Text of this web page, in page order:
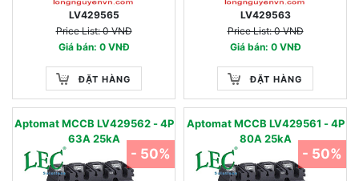
LV429565
Price List: 0 VNĐ
Giá bán: 0 VNĐ
ĐẶT HÀNG
LV429563
Price List: 0 VNĐ
Giá bán: 0 VNĐ
ĐẶT HÀNG
Aptomat MCCB LV429562 - 4P
63A 25kA
- 50%
Aptomat MCCB LV429561 - 4P
80A 25kA
- 50%